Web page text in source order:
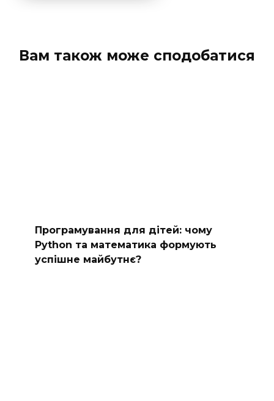
Вам також може сподобатися
Програмування для дітей: чому
Python та математика формують
успішне майбутнє?